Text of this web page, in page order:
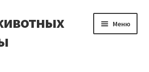
Меню